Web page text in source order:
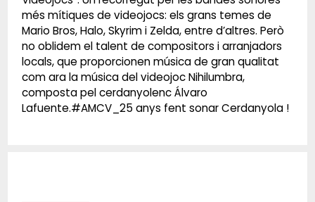
més mítiques de videojocs: els grans temes de
Mario Bros, Halo, Skyrim i Zelda, entre d’altres. Però
no oblidem el talent de compositors i arranjadors
locals, que proporcionen música de gran qualitat
com ara la música del videojoc Nihilumbra,
composta pel cerdanyolenc Álvaro
Lafuente.#AMCV_25 anys fent sonar Cerdanyola !